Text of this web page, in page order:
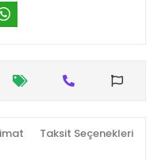
Taksit Seçenekleri